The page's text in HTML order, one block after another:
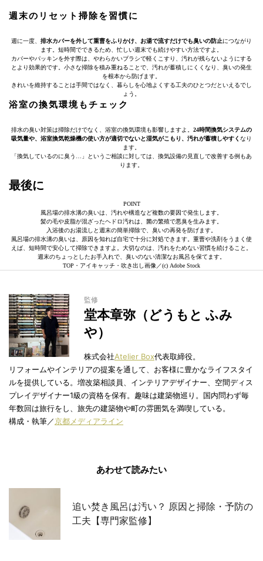
週末のリセット掃除を習慣に
週に一度、 排水カバーを外して重曹をふりかけ、お湯で流すだけでも臭いの防止につながり
ます。短時間でできるため、忙しい週末でも続けやすい方法ですよ。
カバーやパッキンを外す際は、やわらかいブラシで軽くこすり、汚れが残らないようにする
とより効果的です。小さな掃除を積み重ねることで、汚れが蓄積しにくくなり、臭いの発生
を根本から防げます。
きれいを維持することは手間ではなく、暮らしを心地よくする工夫のひとつだといえるでし
ょう。
浴室の換気環境もチェック
排水の臭い対策は掃除だけでなく、浴室の換気環境も影響しますよ。 24時間換気システムの
吸気量や、浴室換気乾燥機の使い方が適切でないと湿気がこもり、汚れが蓄積しやすく なり
ます。
「換気しているのに臭う…」というご相談に対しては、換気設備の見直しで改善する例もあ
ります。
最後に
POINT
風呂場の排水溝の臭いは、汚れや構造など複数の要因で発生します。
髪の毛や皮脂が混ざったヘドロ汚れは、菌の繁殖で悪臭を生みます。
入浴後のお湯流しと週末の簡単掃除で、臭いの再発を防げます。
風呂場の排水溝の臭いは、原因を知れば自宅で十分に対処できます。重曹や洗剤をうまく使
えば、短時間で安心して掃除できますよ。大切なのは、汚れをためない習慣を続けること。
週末のちょっとしたお手入れで、臭いのない清潔なお風呂を保てます。
TOP・アイキャッチ・吹き出し画像／(c) Adobe Stock
監修
堂本章弥（どうもと ふみ
や）
株式会社Atelier Box代表取締役。
リフォームやインテリアの提案を通して、お客様に豊かなライフスタイ
ルを提供している。増改築相談員、インテリアデザイナー、空間ディス
プレイデザイナー1級の資格を保有。趣味は建築物巡り。国内問わず毎
年数回は旅行をし、旅先の建築物や町の雰囲気を満喫している。
構成・執筆／京都メディアライン
あわせて読みたい
追い焚き風呂は汚い？ 原因と掃除・予防の
工夫【専門家監修】